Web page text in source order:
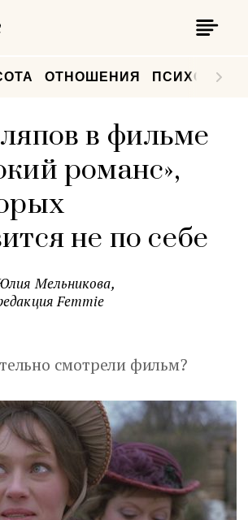
ОТНОШЕНИЯ
в фильме
романс»,
не по себе
Мельникова,
Femmie
смотрели фильм?